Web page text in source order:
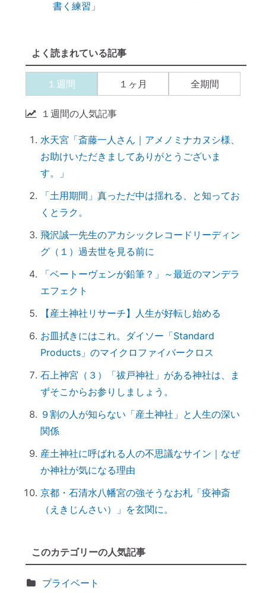
９割の人が知らない「産土神社」と人生の
く」スポンジが革命すぎる
【ご感想｜カウンセリング】現実が動き出
しました
【カウンセリング】引き寄せたいなら、先
産土神社に参拝するメリット →「開運スイ
ッチ」が入る
引き寄せられない本当の理由｜潜在意識の
書き換え・癒しが必要だった
【ご感想｜カウンセリング】心配性の家族
も癒してもらいました
初詣に間に合わせるには、今がリサーチの
「氏神神社」と「産土神社」の違いは何で
すか？
「産土神社」の読み方は？ 意味や語源
は？
【ご感想｜カウンセリング】深く納得でき
ました
日本国民を癒しまくっている高市総理 ♡
通点
スマホのない暮らし
引き寄せ難民のあなたへ｜その前にやるべ
きこととは？
前世を教えてもらったら｜書き換えなきゃ
損！
しちゃうのは、無意識からのメッセージ
【心と魂が整う】産土神社に参拝するメリ
よく読まれている記事
１週間 １ヶ月 全期間
１週間の人気記事
水天宮「斎藤一人さん｜アメノミナカヌシ様、
お助けいただきましてありがとうございま
す。」
「土用期間」真っただ中は揺れる、と知ってお
くとラク。
飛沢誠一先生のアカシックレコードリーディン
グ（１）過去世を見る前に
「ベートーヴェンが鉛筆？」～最近のマンデラ
エフェクト
【産土神社リサーチ】人生が好転し始める
お皿拭きにはこれ。ダイソー「Standard
Products」のマイクロファイバークロス
石上神宮（３）「祓戸神社」がある神社は、ま
ずそこからお参りしましょう。
９割の人が知らない「産土神社」と人生の深い
関係
産土神社に呼ばれる人の不思議なサイン｜なぜ
か神社が気になる理由
京都・石清水八幡宮の強そうなお札「疫神斎
（えきじんさい）」を玄関に。
このカテゴリーの人気記事
プライベート